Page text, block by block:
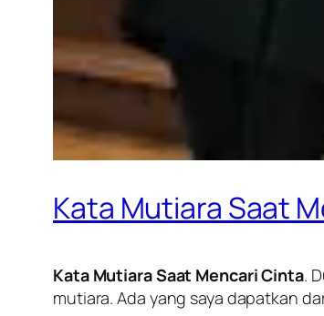
Kata Mutiara Saat
Kata Mutiara Saat Mencari Cinta.
mutiara. Ada yang saya dapatkan